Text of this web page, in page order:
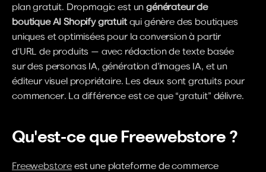
plan gratuit. Dropmagic est un générateur de
boutique AI Shopify gratuit qui génère des boutiques
uniques et optimisées pour la conversion à partir
d'URL de produits — avec rédaction de texte basée
sur des personas IA, génération d'images IA, et un
éditeur visuel propriétaire. Les deux sont gratuits pour
commencer. La différence est ce que “gratuit” délivre.
Qu'est-ce que Freewebstore ?
Freewebstore est une plateforme de commerce